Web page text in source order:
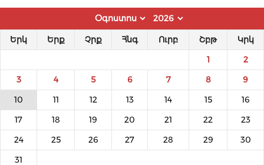
Երկ Երք Չրք Հնգ Ուրբ Շբթ Կրկ
1 2
3 4 5 6 7 8 9
10 11 12 13 14 15 16
17 18 19 20 21 22 23
24 25 26 27 28 29 30
31